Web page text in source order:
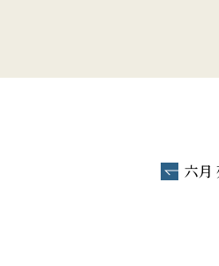
六月